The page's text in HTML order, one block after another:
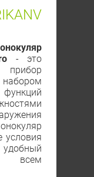
- это
условия
всем